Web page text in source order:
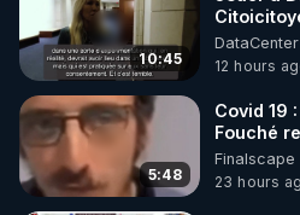
🌱 INSTAGRAM
https://www.instagram.com/
http://rgnr.li/instagram
🌱 LA NEWSLETTER
Pour ne pas rater l’actualité
10:45
DataCenter
12 hours
5:48
Covid 19
Fouché
de CNews
Finalscape
23 hours